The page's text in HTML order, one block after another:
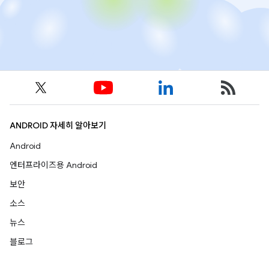
ANDROID 자세히 알아보기
Android
엔터프라이즈용 Android
보안
소스
뉴스
블로그